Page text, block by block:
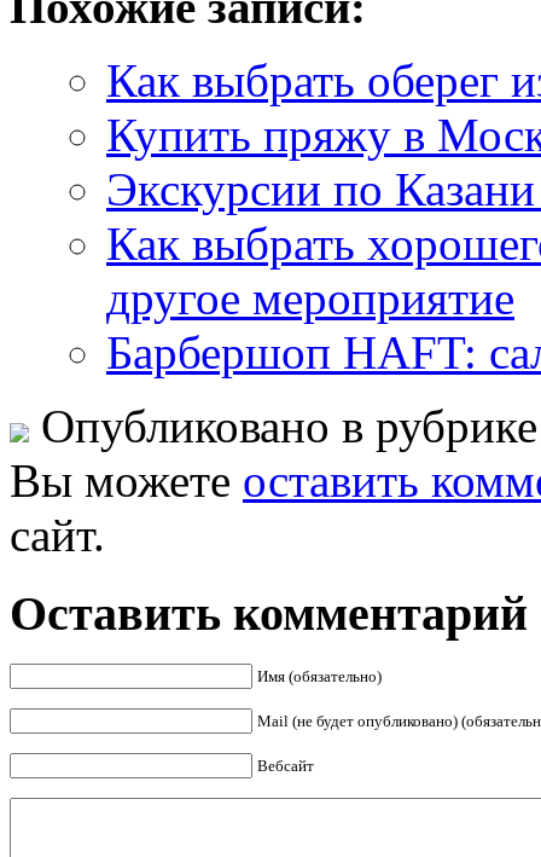
Как выбрать оберег
Купить пряжу в
Экскурсии по
Как выбрать
другое мероприятие
Барбершоп HAFT:
Опубликовано в
Вы можете оставить
сайт.
Оставить комментарий
Имя (обязательно)
Mail (не будет опубликовано)
Вебсайт